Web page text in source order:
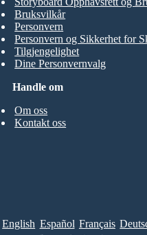
Handle om
Om oss
Kontakt oss
Bruksvilkår
Personvern
Personvern og Sikkerhet for
Tilgjengelighet
Dine Personvernvalg
English Español Français